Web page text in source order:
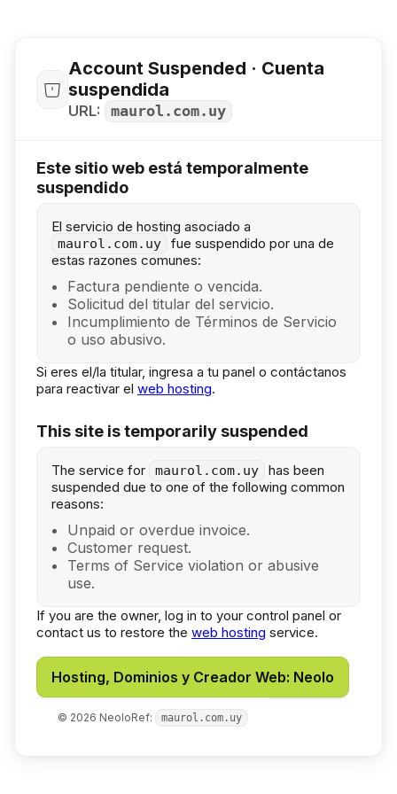
Account Suspended · Cuenta
suspendida
URL: maurol.com.uy
Este sitio web está temporalmente
suspendido
El servicio de hosting asociado a
maurol.com.uy
fue suspendido por una de
estas razones comunes:
Factura pendiente o vencida.
Solicitud del titular del servicio.
Incumplimiento de Términos de Servicio
o uso abusivo.
Si eres el/la titular, ingresa a tu panel o contáctanos
para reactivar el web hosting.
This site is temporarily suspended
The service for maurol.com.uy
has been
suspended due to one of the following common
reasons:
Unpaid or overdue invoice.
Customer request.
Terms of Service violation or abusive
use.
If you are the owner, log in to your control panel or
contact us to restore the web hosting service.
Hosting, Dominios y Creador Web: Neolo
© 2026 NeoloRef: maurol.com.uy